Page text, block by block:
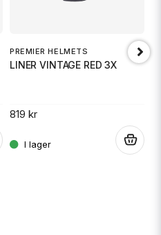
fråga
PREMIER HELMETS
LINER VINTAGE RED 3X
819 kr